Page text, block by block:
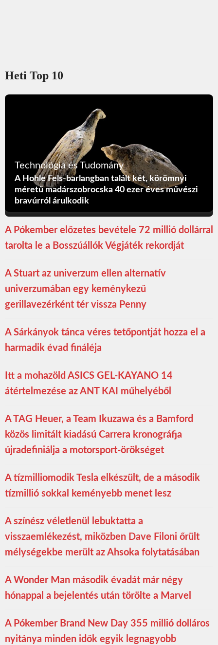
Heti Top 10
Technológia és Tudomány
A Hohle Fels-barlangban talált két, körömnyi
méretű madárszobrocska 40 ezer éves művészi
bravúrról árulkodik
A Pókember előzetes bevétele 72 millió dollárral
tarolta le a Bosszúállók Végjáték rekordját
A Stuart az univerzum ellen alternatív
univerzumában egy keménykezű
gerillavezérként tér vissza Penny
A Sárkányok tánca véres tetőpontját hozza el a
harmadik évad fináléja
Itt a mohazöld ASICS GEL-KAYANO 14
átértelmezése az ANT KAI műhelyéből
A TAG Heuer, a Team Ikuzawa és a Bamford
közös limitált kiadású Carrera kronográfja
újradefiniálja a motorsport-örökséget
A tízmilliomodik Tesla elkészült, de a második
tízmillió sokkal keményebb menet lesz
A színész véletlenül lebuktatta a
visszaemlékezést, miközben Dave Filoni őrült
mélységekbe merült az Ahsoka folytatásában
A Wonder Man második évadát már négy
hónappal a bejelentés után törölte a Marvel
A Pókember Brand New Day 355 millió dolláros
nyitánya minden idők egyik legnagyobb